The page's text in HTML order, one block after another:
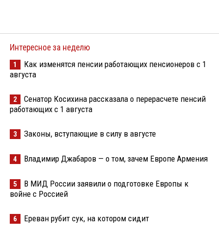
Интересное за неделю
1
Как изменятся пенсии работающих пенсионеров с 1
августа
2
Сенатор Косихина рассказала о перерасчете пенсий
работающих с 1 августа
3 Законы, вступающие в силу в августе
4 Владимир Джабаров — о том, зачем Европе Армения
5
В МИД России заявили о подготовке Европы к
войне с Россией
6 Ереван рубит сук, на котором сидит